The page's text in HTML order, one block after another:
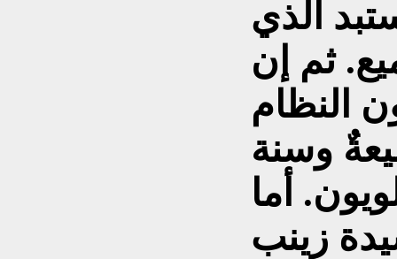
الذي
ثم إن
النظام
وسنة
أما
زينب